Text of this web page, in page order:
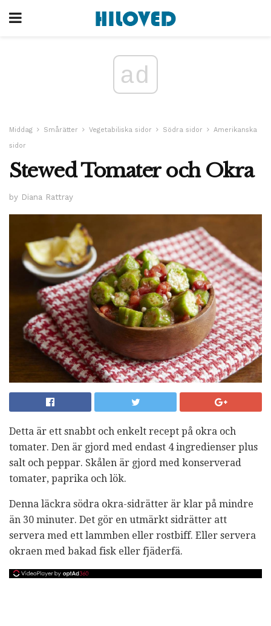
ad
Middag Smårätter Vegetabiliska sidor Södra sidor
Amerikanska
sidor
Stewed Tomater och Okra
by Diana Rattray
Detta är ett snabbt och enkelt recept på okra och
tomater. Den är gjord med endast 4 ingredienser plus
salt och peppar. Skålen är gjord med konserverad
tomater, paprika och lök.
Denna läckra södra okra-sidrätter är klar på mindre
än 30 minuter. Det gör en utmärkt sidrätter att
servera med ett lammben eller rostbiff. Eller servera
okraen med bakad fisk eller fjäderfä.